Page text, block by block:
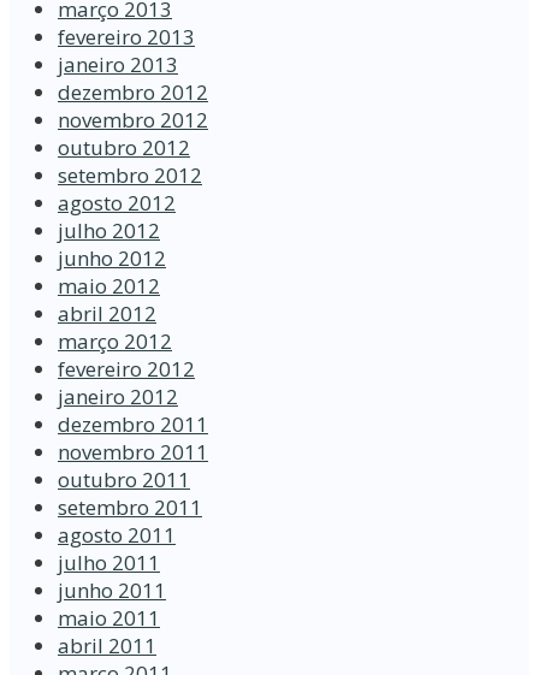
março 2013
fevereiro 2013
janeiro 2013
dezembro 2012
novembro 2012
outubro 2012
setembro 2012
agosto 2012
julho 2012
junho 2012
maio 2012
abril 2012
março 2012
fevereiro 2012
janeiro 2012
dezembro 2011
novembro 2011
outubro 2011
setembro 2011
agosto 2011
julho 2011
junho 2011
maio 2011
abril 2011